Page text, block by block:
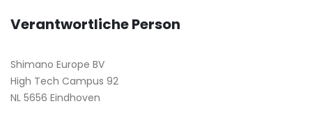
Verantwortliche Person
Shimano Europe BV
High Tech Campus 92
NL 5656 Eindhoven